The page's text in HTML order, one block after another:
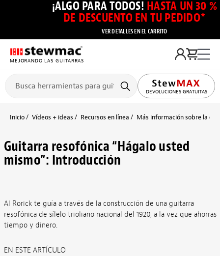
¡ALGO PARA TODOS! HASTA UN 30 %
DE DESCUENTO EN TU PEDIDO*
VER DETALLES EN EL CARRITO
MEJORANDO LAS GUITARRAS
DEVOLUCIONES GRATUITAS
Inicio Vídeos + ideas Recursos en línea Más información sobre la
Guitarra resofónica “Hágalo usted
mismo”: Introducción
Al Rorick te guía a través de la construcción de una guitarra
resofónica de sílelo trioliano nacional del 1920, a la vez que ahorras
tiempo y dinero.
EN ESTE ARTÍCULO